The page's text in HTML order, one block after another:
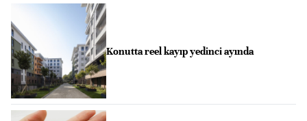
Konutta reel kayıp yedinci ayında